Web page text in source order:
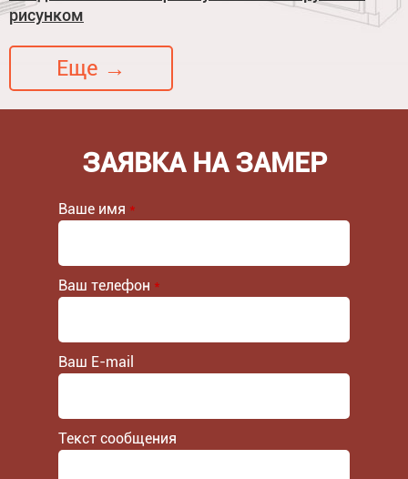
рисунком
Еще →
ЗАЯВКА НА ЗАМЕР
Ваше имя *
Ваш телефон *
Ваш E-mail
Текст сообщения